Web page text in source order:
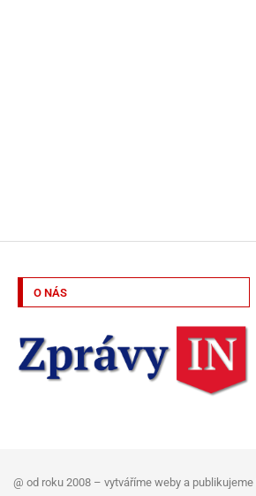
O NÁS
@ od roku 2008 – vytváříme weby a publikujeme